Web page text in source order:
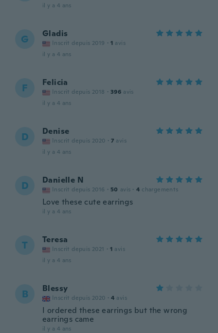
il y a 4 ans
G Gladis
Inscrit depuis 2019 · 1 avis
il y a 4 ans
F Felicia
Inscrit depuis 2018 · 396 avis
il y a 4 ans
D Denise
Inscrit depuis 2020 · 7 avis
il y a 4 ans
D Danielle N
Inscrit depuis 2016 · 50 avis · 4 chargements
Love these cute earrings
il y a 4 ans
T Teresa
Inscrit depuis 2021 · 1 avis
il y a 4 ans
B Blessy
Inscrit depuis 2020 · 4 avis
I ordered these earrings but the wrong
earrings came
il y a 4 ans